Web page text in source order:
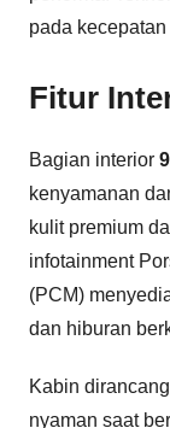
pada
Fitur
Bagian interior
kenyamanan
kulit premium
infotainment
(PCM)
dan hiburan
Kabin
nyaman saat